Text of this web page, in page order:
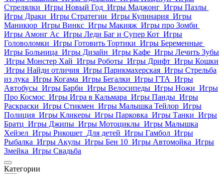
Стрелялки Игры Новый Год Игры Маджонг Игры Пазлы
Игры Драки Игры Стратегии Игры Кулинария Игры
Маникюр Игры Винкс Игры Макияж Игры про Зомби
Игры Амонг Ас Игры Леди Баг и Супер Кот Игры
Головоломки Игры Готовить Тортики Игры Беременные
Игры Больница Игры Дизайн Игры Кафе Игры Лечить Зубы
Игры Монстер Хай Игры Роботы Игры Дрифт Игры Кошки
Игры Найди отличия Игры Парикмахерская Игры Стрельба
из лука Игры Когама Игры Бегалки Игры ГТА Игры
Автобусы Игры Барби Игры Велосипеды Игры Ножи Игры
Про Космос Игры Игра в Кальмара Игры Панды Игры
Раскраски Игры Стикмен Игры Малышка Тейлор Игры
Полиция Игры Кликеры Игры Парковка Игры Танки Игры
Братц Игры Джипы Игры Мотоциклы Игры Малышка
Хейзел Игры Рикошет Для детей Игры Гамбол Игры
Рыбалка Игры Акулы Игры Бен 10 Игры Автомойка Игры
Змейка Игры Свадьба
Категории